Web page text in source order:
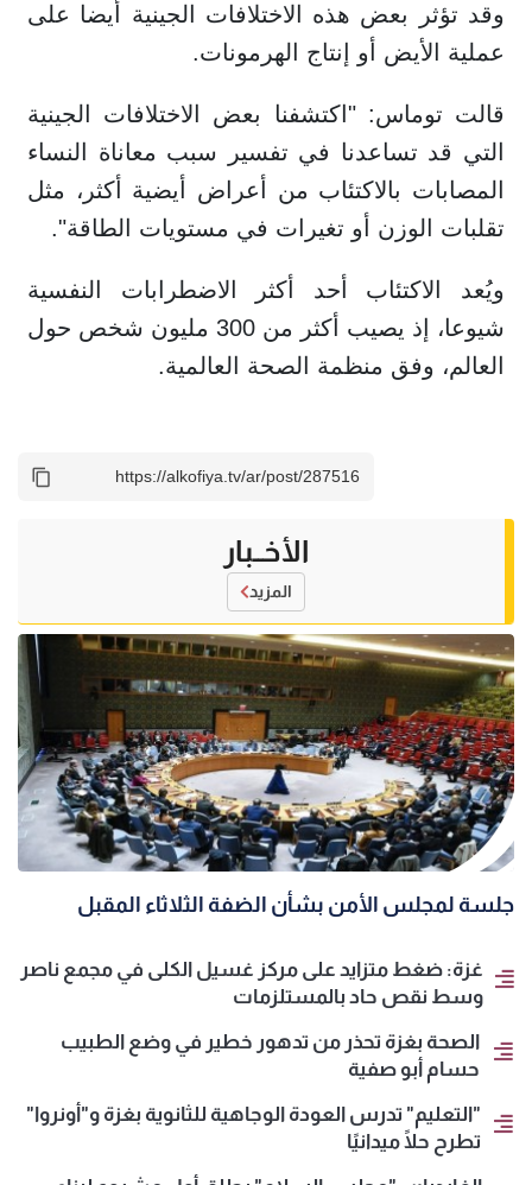
وقد تؤثر بعض هذه الاختلافات الجينية أيضا على
عملية الأيض أو إنتاج الهرمونات.
قالت توماس: "اكتشفنا بعض الاختلافات الجينية
التي قد تساعدنا في تفسير سبب معاناة النساء
المصابات بالاكتئاب من أعراض أيضية أكثر، مثل
تقلبات الوزن أو تغيرات في مستويات الطاقة".
ويُعد الاكتئاب أحد أكثر الاضطرابات النفسية
شيوعا، إذ يصيب أكثر من 300 مليون شخص حول
العالم، وفق منظمة الصحة العالمية.
الأخــبار
المزيد
جلسة لمجلس الأمن بشأن الضفة الثلاثاء المقبل
غزة: ضغط متزايد على مركز غسيل الكلى في مجمع ناصر
وسط نقص حاد بالمستلزمات
الصحة بغزة تحذر من تدهور خطير في وضع الطبيب
حسام أبو صفية
"التعليم" تدرس العودة الوجاهية للثانوية بغزة و"أونروا"
تطرح حلًا ميدانيًا